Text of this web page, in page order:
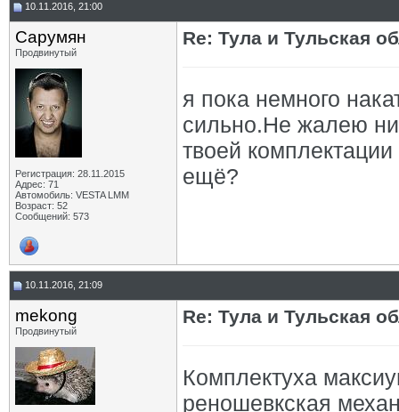
10.11.2016, 21:00
Сарумян
Продвинутый
Регистрация: 28.11.2015
Адрес: 71
Автомобиль: VESTA LMM
Возраст: 52
Сообщений: 573
Re: Тула и Тульская
я пока немного
сильно.Не жалею ни
твоей
ещё?
10.11.2016, 21:09
mekong
Продвинутый
Re: Тула и Тульская
Комплектуха
реношевкская